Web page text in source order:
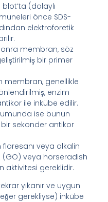
(dolaylı
önce SDS-
elektroforetik
membran, söz
bir primer
membran, genellikle
enzim
ile inkübe edilir.
ise bunun
sekonder antikor
veya alkalin
(GO) veya horseradish
aktivitesi gereklidir.
yıkanır ve uygun
gerekliyse) inkübe